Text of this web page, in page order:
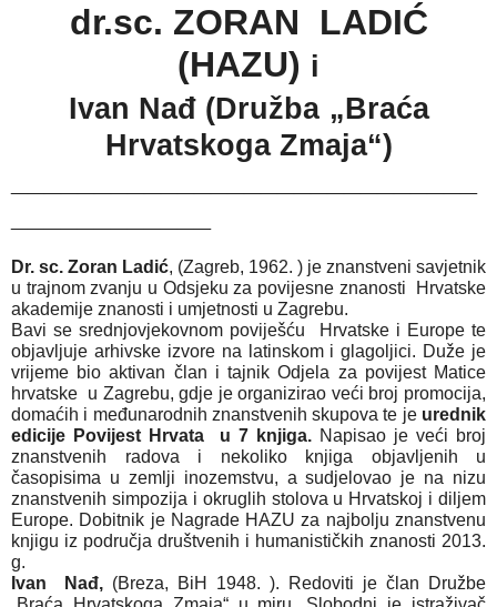
dr.sc. ZORAN LADIĆ
(HAZU) i
Ivan Nađ (Družba „Braća
Hrvatskoga Zmaja“)
Dr. sc. Zoran Ladić, (Zagreb, 1962. ) je znanstveni savjetnik
u trajnom zvanju u Odsjeku za povijesne znanosti Hrvatske
akademije znanosti i umjetnosti u Zagrebu.
Bavi se srednjovjekovnom poviješću Hrvatske i Europe te
objavljuje arhivske izvore na latinskom i glagoljici. Duže je
vrijeme bio aktivan član i tajnik Odjela za povijest Matice
hrvatske u Zagrebu, gdje je organizirao veći broj promocija,
domaćih i međunarodnih znanstvenih skupova te je urednik
edicije Povijest Hrvata u 7 knjiga. Napisao je veći broj
znanstvenih radova i nekoliko knjiga objavljenih u
časopisima u zemlji inozemstvu, a sudjelovao je na nizu
znanstvenih simpozija i okruglih stolova u Hrvatskoj i diljem
Europe. Dobitnik je Nagrade HAZU za najbolju znanstvenu
knjigu iz područja društvenih i humanističkih znanosti 2013.
g.
Ivan Nađ, (Breza, BiH 1948. ). Redoviti je član Družbe